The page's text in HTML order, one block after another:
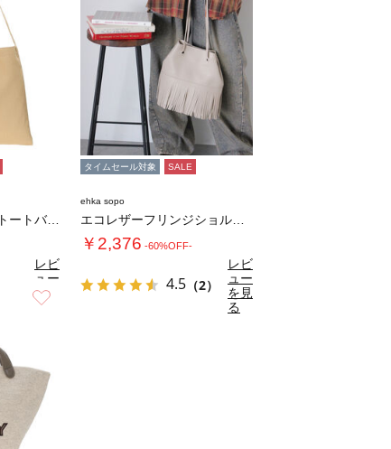
【2WAY】ロゴ刺繍トートバッグ
レビ
ュー
を見
る
タイムセール対象 SALE
ehka sopo
￥2,376 -60%OFF-
4.5 （2）
レビ
ュー
を見
る
お気に入り